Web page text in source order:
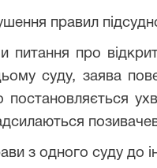
правил
про
суду, заява
з одного суду до